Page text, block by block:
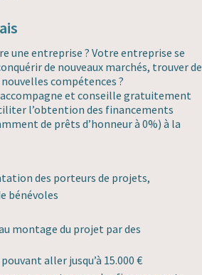
une entreprise ? Votre entreprise se
de nouveaux marchés, trouver de
compétences ?
et conseille gratuitement
l’obtention des financements
de prêts d’honneur à 0%) à la
des porteurs de projets,
bénévoles
montage du projet par des
aller jusqu’à 15.000 €